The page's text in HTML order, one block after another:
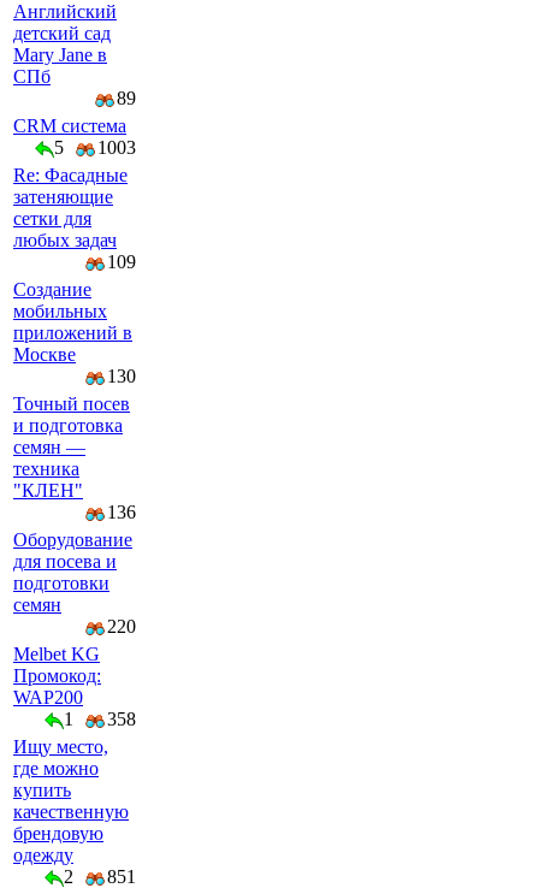
Английский
детский сад
Mary Jane в
СПб
89
CRM система
5
1003
Re: Фасадные
затеняющие
сетки для
любых задач
109
Создание
мобильных
приложений в
Москве
130
Точный посев
и подготовка
семян —
техника
"КЛЕН"
136
Оборудование
для посева и
подготовки
семян
220
Melbet KG
Промокод:
WAP200
1
358
Ищу место,
где можно
купить
качественную
брендовую
одежду
2
851